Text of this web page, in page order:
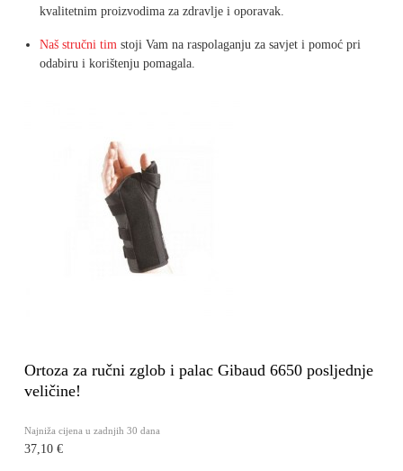
kvalitetnim proizvodima za zdravlje i oporavak.
Naš stručni tim stoji Vam na raspolaganju za savjet i pomoć pri
odabiru i korištenju pomagala.
Ortoza za ručni zglob i palac Gibaud 6650 posljednje
veličine!
Najniža cijena u zadnjih 30 dana
37,10 €